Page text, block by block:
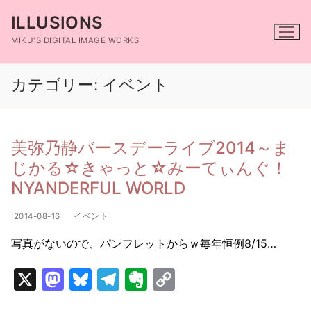
ン
ス
ILLUSIONS
MIKU'S DIGITAL IMAGE WORKS
カテゴリー: イベント
美弥乃静バースデーライブ2014～ま
じかる☆きゃっと☆みーてぃんぐ！
NYANDERFUL WORLD
2014-08-16 イベント
写真がないので、パンフレットからｗ毎年恒例8/15…
X
M Bl T
E